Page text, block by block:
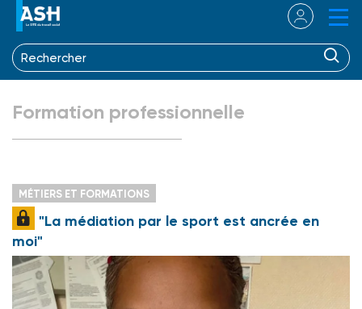
Formation professionnelle
MÉTIERS ET FORMATIONS
"La médiation par le sport est ancrée en
moi"